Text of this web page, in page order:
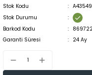
Stok Kodu
Stok Durumu
Barkod Kodu
Garanti Süresi
24 Ay